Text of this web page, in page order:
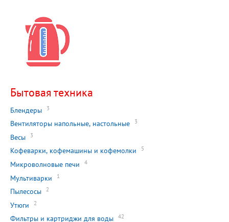
Бытовая техника
Блендеры 3
Вентиляторы напольные, настольные 3
Весы 3
Кофеварки, кофемашины и кофемолки 5
Микроволновые печи 4
Мультиварки 1
Пылесосы 2
Утюги 2
Фильтры и картриджи для воды 42